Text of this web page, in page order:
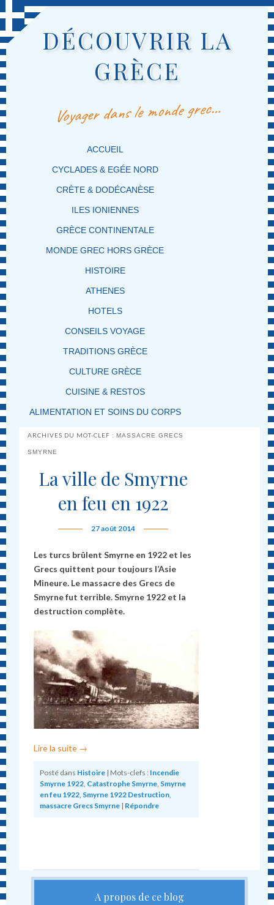
DÉCOUVRIR LA
GRÈCE
Voyager dans le monde grec…
MENU PRINCIPAL
MASQUER LA NAVIGATION PRINCIPALE
MASQUER LA NAVIGATION SECONDAIRE
ACCUEIL
CYCLADES & EGÉE NORD
CRÈTE & DODÉCANÈSE
ILES IONIENNES
GRÈCE CONTINENTALE
MONDE GREC HORS GRÈCE
HISTOIRE
ATHENES
HOTELS
CONSEILS VOYAGE
TRADITIONS GRÈCE
CULTURE GRÈCE
CUISINE & RESTOS
ALIMENTATION ET SOINS DU CORPS
ARCHIVES DU MOT-CLEF :MASSACRE GRECS
SMYRNE
La ville de Smyrne
en feu en 1922
27 août 2014
Les turcs brûlent Smyrne en 1922 et les
Grecs quittent pour toujours l’Asie
Mineure. Le massacre des Grecs de
Smyrne fut terrible.Smyrne 1922 et la
destruction complète.
Lire la suite →
Posté dans Histoire | Mots-clefs : Incendie
Smyrne 1922 Catastrophe Smyrne Smyrne
en feu 1922 Smyrne 1922 Destruction
massacre Grecs Smyrne | Répondre
A propos de ce blog